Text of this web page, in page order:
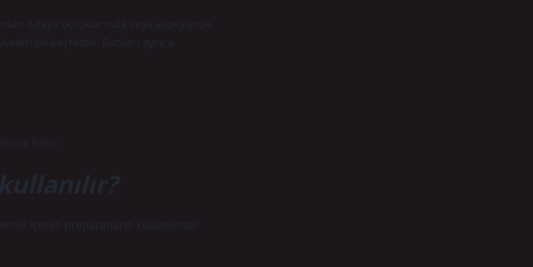
odaya uçtuklarında veya yüzeylerde
de keşfedilir. Bazıları ayrıca
hazır.
içeren preparatların kullanılması